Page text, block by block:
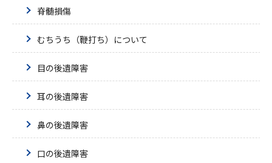
脊髄損傷
むちうち（鞭打ち）について
目の後遺障害
耳の後遺障害
鼻の後遺障害
口の後遺障害